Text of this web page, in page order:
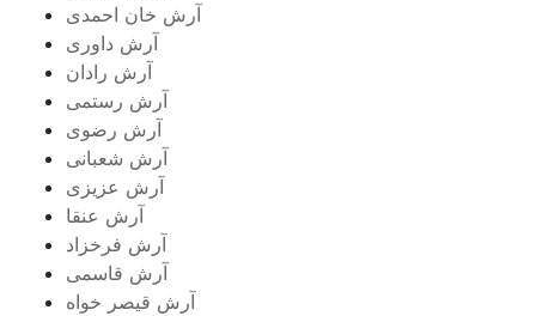
آرش خان احمدی
آرش داوری
آرش رادان
آرش رستمى
آرش رضوی
آرش شعبانی
آرش عزیزی
آرش عنقا
آرش فرخزاد
آرش قاسمی
آرش قیصر خواه